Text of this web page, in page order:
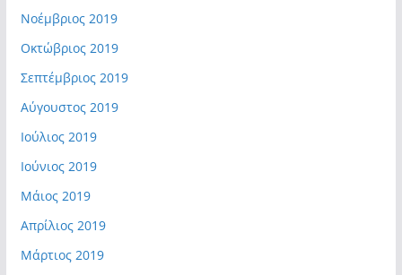
Νοέμβριος 2019
Οκτώβριος 2019
Σεπτέμβριος 2019
Αύγουστος 2019
Ιούλιος 2019
Ιούνιος 2019
Μάιος 2019
Απρίλιος 2019
Μάρτιος 2019